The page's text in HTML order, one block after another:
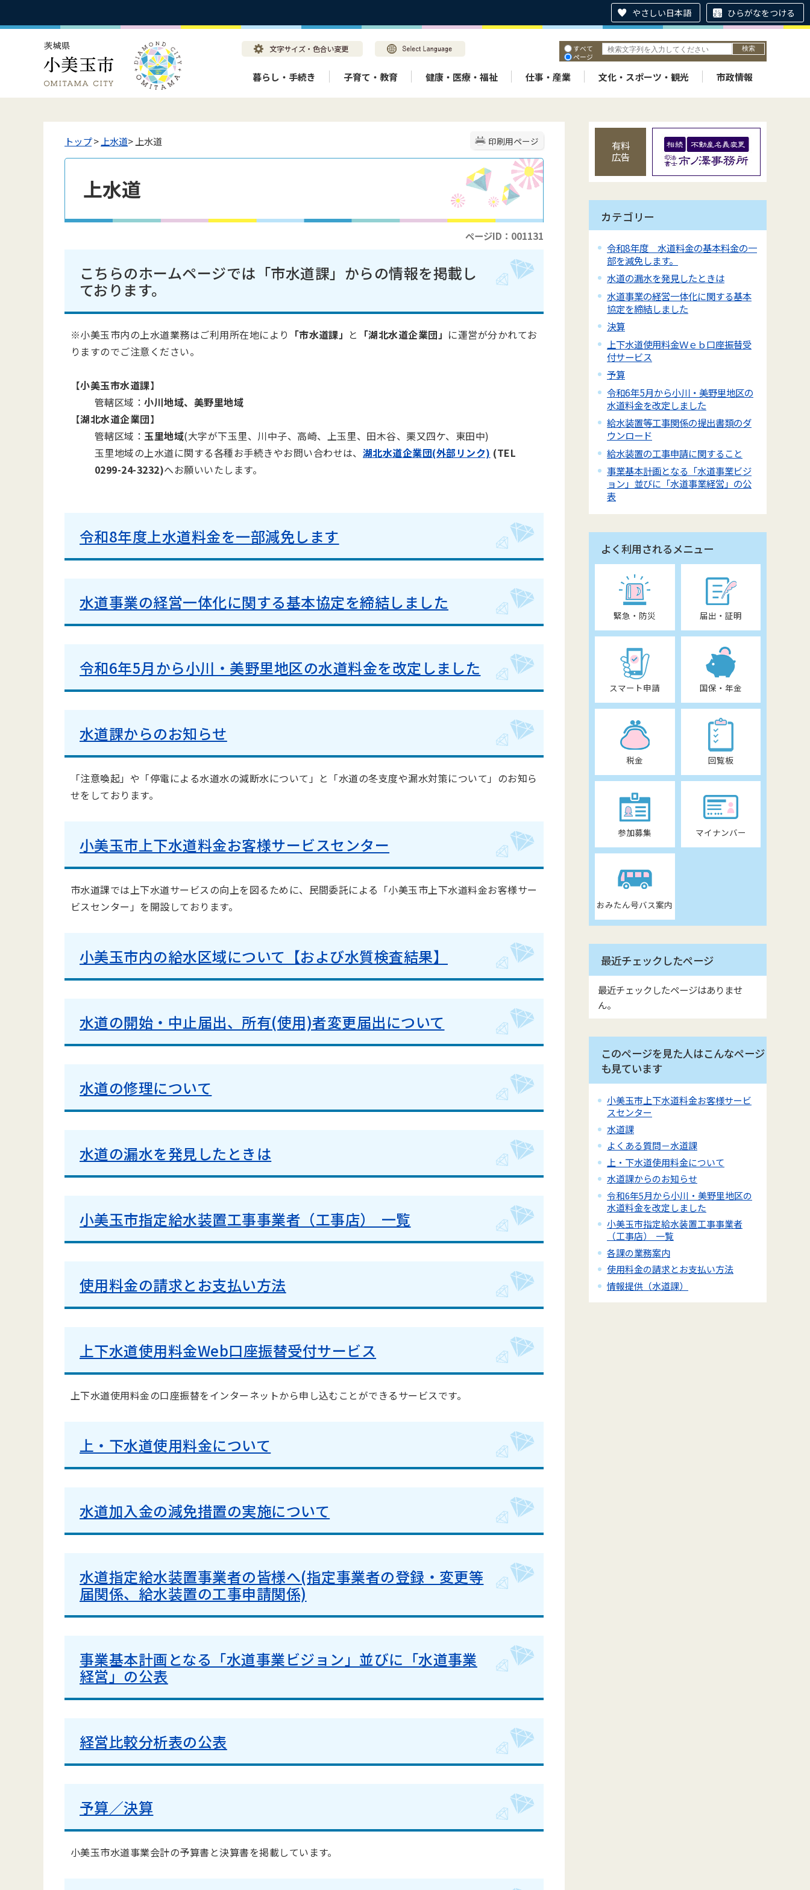
やさしい日本語 ひらがなをつける
すべて
ページ
暮らし・手続き 子育て・教育 健康・医療・福祉 仕事・産業 文化・スポーツ・観光 市政情報
印刷用ページ
トップ> 上水道> 上水道
上水道
ページID：001131
こちらのホームページでは「市水道課」からの情報を掲載し
ております。
※小美玉市内の上水道業務はご利用所在地により 「市水道課」 と 「湖北水道企業団」 に運営が分かれてお
りますのでご注意ください。
【小美玉市水道課】
管轄区域：小川地域、美野里地域
【湖北水道企業団】
管轄区域：玉里地域(大字が下玉里、川中子、高崎、上玉里、田木谷、栗又四ケ、東田中)
玉里地域の上水道に関する各種お手続きやお問い合わせは、 湖北水道企業団(外部リンク) (TEL
0299-24-3232)へお願いいたします。
令和8年度上水道料金を一部減免します
水道事業の経営一体化に関する基本協定を締結しました
令和6年5月から小川・美野里地区の水道料金を改定しました
水道課からのお知らせ
「注意喚起」や「停電による水道水の減断水について」と「水道の冬支度や漏水対策について」のお知ら
せをしております。
小美玉市上下水道料金お客様サービスセンター
市水道課では上下水道サービスの向上を図るために、民間委託による「小美玉市上下水道料金お客様サー
ビスセンター」を開設しております。
小美玉市内の給水区域について【および水質検査結果】
水道の開始・中止届出、所有(使用)者変更届出について
水道の修理について
水道の漏水を発見したときは
小美玉市指定給水装置工事事業者（工事店） 一覧
使用料金の請求とお支払い方法
上下水道使用料金Web口座振替受付サービス
上下水道使用料金の口座振替をインターネットから申し込むことができるサービスです。
上・下水道使用料金について
水道加入金の減免措置の実施について
水道指定給水装置事業者の皆様へ(指定事業者の登録・変更等
届関係、給水装置の工事申請関係)
事業基本計画となる「水道事業ビジョン」並びに「水道事業
経営」の公表
経営比較分析表の公表
予算／決算
小美玉市水道事業会計の予算書と決算書を掲載しています。
有料
広告
カテゴリー
令和8年度 水道料金の基本料金の一
部を減免します。
水道の漏水を発見したときは
水道事業の経営一体化に関する基本
協定を締結しました
決算
上下水道使用料金Ｗｅｂ口座振替受
付サービス
予算
令和6年5月から小川・美野里地区の
水道料金を改定しました
給水装置等工事関係の提出書類のダ
ウンロード
給水装置の工事申請に関すること
事業基本計画となる「水道事業ビジ
ョン」並びに「水道事業経営」の公
表
よく利用されるメニュー
緊急・防災 届出・証明
スマート申請 国保・年金
税金 回覧板
参加募集 マイナンバー
おみたん号バス案内
最近チェックしたページ
最近チェックしたページはありませ
ん。
このページを見た人はこんなページ
も見ています
小美玉市上下水道料金お客様サービ
スセンター
水道課
よくある質問－水道課
上・下水道使用料金について
水道課からのお知らせ
令和6年5月から小川・美野里地区の
水道料金を改定しました
小美玉市指定給水装置工事事業者
（工事店） 一覧
各課の業務案内
使用料金の請求とお支払い方法
情報提供（水道課）